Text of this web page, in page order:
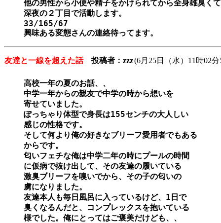
他の男性から小便や精子をかけられてから全身雄臭く
深夜の２丁目で活動します。
33/165/67
興味ある変態さんの連絡待ってます。
友達と一線を超えた話 投稿者：zzz(6月25日（水）11時02分
高校一年の夏のお話、、
中学一年からの親友で中学の時から想いを
寄せていました。
ぽっちゃり体型で身長は155センチの大人しい
感じの性格です。
そして何より俺の好きなブリーフ愛用者でもある
からです。
匂いフェチな俺は中学二年の時にプールの時間
に仮病で抜け出して、その友達の履いている
激臭ブリーフを嗅いでから、その子の匂いの
虜になりました。
友達本人も毎日風呂に入っているけど、1日で
臭くなるんだと、コンプレックスを抱いている
様でした。俺にとってはご褒美だけども、、